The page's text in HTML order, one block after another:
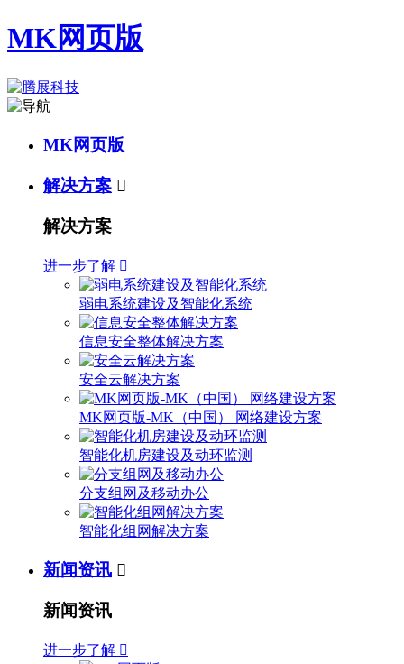
MK网页版
MK网页版
解决方案 
解决方案
进一步了解 
弱电系统建设及智能化系统
信息安全整体解决方案
安全云解决方案
MK网页版-MK（中国） 网络建设方案
智能化机房建设及动环监测
分支组网及移动办公
智能化组网解决方案
新闻资讯 
新闻资讯
进一步了解 